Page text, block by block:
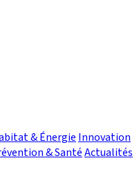
& Énergie Innovation
& SantéActualités